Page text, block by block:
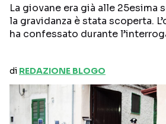
La giovane era già alle 25esima
la gravidanza è stata scoperta.
ha confessato durante
di REDAZIONE BLOGO